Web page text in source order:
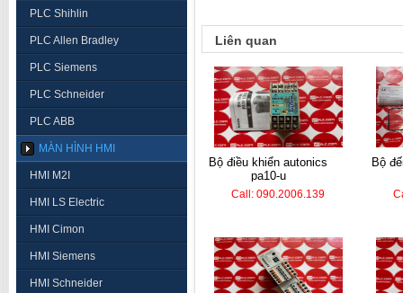
PLC Shihlin
PLC Allen Bradley
PLC Siemens
PLC Schneider
PLC ABB
MÀN HÌNH HMI
HMI M2I
HMI LS Electric
HMI Cimon
HMI Siemens
HMI Schneider
Liên quan
bộ điều khiển autonics
pa10-u
Call: 090.2006.139
bộ đếm hanyoung lc7-